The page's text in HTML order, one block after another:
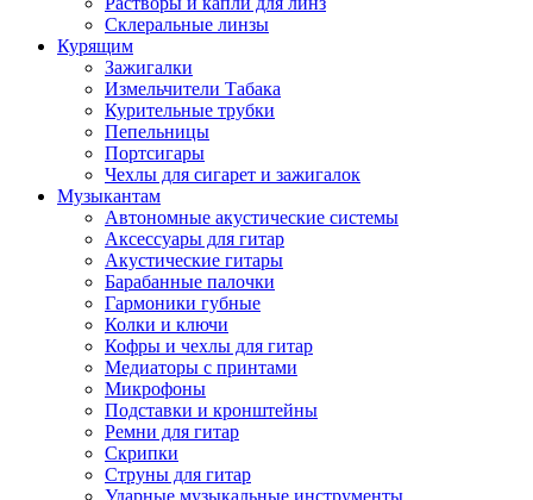
Склеральные линзы
Курящим
Зажигалки
Измельчители Табака
Курительные трубки
Пепельницы
Портсигары
Чехлы для сигарет и зажигалок
Музыкантам
Автономные акустические системы
Аксессуары для гитар
Акустические гитары
Барабанные палочки
Гармоники губные
Колки и ключи
Кофры и чехлы для гитар
Медиаторы с принтами
Микрофоны
Подставки и кронштейны
Ремни для гитар
Скрипки
Струны для гитар
Ударные музыкальные инструменты